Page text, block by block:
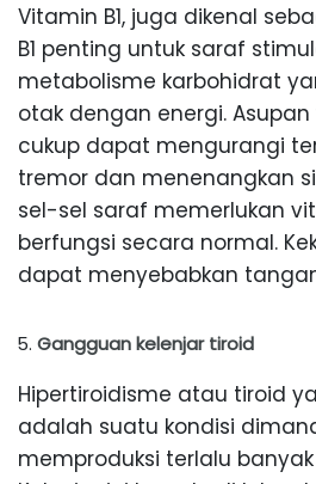
Vitamin B1, juga dikenal
B1 penting untuk saraf
metabolisme karbohidrat
otak dengan energi. Asupan
cukup dapat mengurangi
tremor dan menenangkan
sel-sel saraf memerlukan
berfungsi secara normal.
dapat menyebabkan
Gangguan kelenjar tiroid
Hipertiroidisme atau tiroid
adalah suatu kondisi
memproduksi terlalu